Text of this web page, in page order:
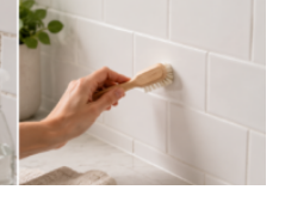
and Regrowth of
and Antibiotic-Resistance
Frontiers in Microbiology
articles/PMC6465624/
M. D., Vásquez, M. V.,
Romero, L. G., Yépez, X.,